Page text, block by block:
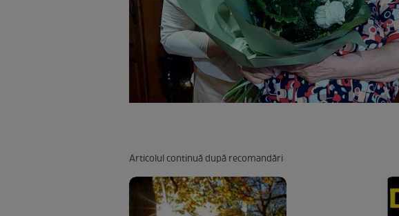
Articolul continuă după recomandări